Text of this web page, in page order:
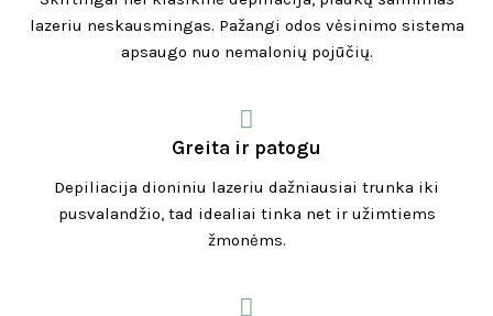
lazeriu neskausmingas. Pažangi odos vėsinimo sistema
apsaugo nuo nemalonių pojūčių.
Greita ir patogu
Depiliacija dioniniu lazeriu dažniausiai trunka iki
pusvalandžio, tad idealiai tinka net ir užimtiems
žmonėms.